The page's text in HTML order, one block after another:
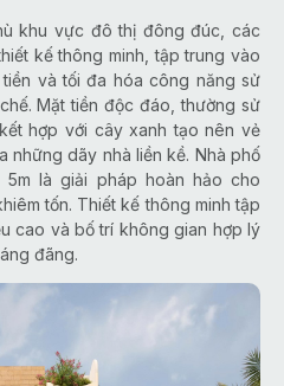
khu vực đô thị đông đúc, các
kế thông minh, tập trung vào
và tối đa hóa công năng sử
Mặt tiền độc đáo, thường sử
hợp với cây xanh tạo nên vẻ
những dãy nhà liền kề. Nhà phố
là giải pháp hoàn hảo cho
tốn. Thiết kế thông minh tập
cao và bố trí không gian hợp lý
đãng.